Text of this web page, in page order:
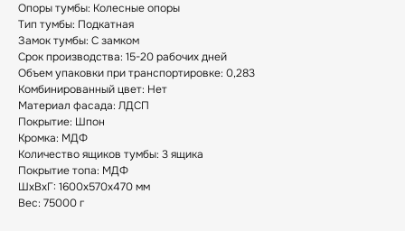
Опоры тумбы: Колесные опоры
Тип тумбы: Подкатная
Замок тумбы: С замком
Срок производства: 15-20 рабочих дней
Объем упаковки при транспортировке: 0,283
Комбинированный цвет: Нет
Материал фасада: ЛДСП
Покрытие: Шпон
Кромка: МДФ
Количество ящиков тумбы: 3 ящика
Покрытие топа: МДФ
ШxВxГ: 1600x570x470 мм
Вес: 75000 г